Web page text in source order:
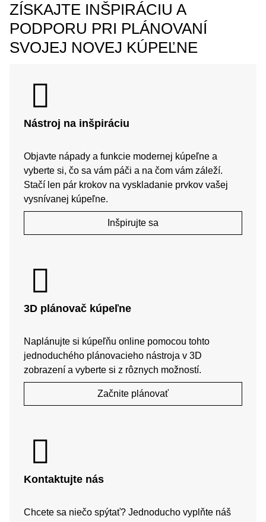
ZÍSKAJTE INŠPIRÁCIU A
PODPORU PRI PLÁNOVANÍ
SVOJEJ NOVEJ KÚPEĽNE
Nástroj na inšpiráciu
Objavte nápady a funkcie modernej kúpeľne a
vyberte si, čo sa vám páči a na čom vám záleží.
Stačí len pár krokov na vyskladanie prvkov vašej
vysnívanej kúpeľne.
Inšpirujte sa
3D plánovač kúpeľne
Naplánujte si kúpeľňu online pomocou tohto
jednoduchého plánovacieho nástroja v 3D
zobrazení a vyberte si z rôznych možností.
Začnite plánovať
Kontaktujte nás
Chcete sa niečo spýtať? Jednoducho vyplňte náš